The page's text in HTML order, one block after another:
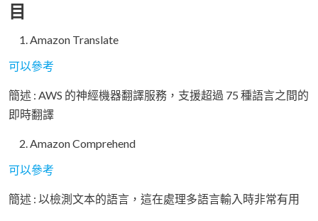
目
Amazon Translate
可以參考
簡述 : AWS 的神經機器翻譯服務，支援超過 75 種語言之間的
即時翻譯
Amazon Comprehend
可以參考
簡述 : 以檢測文本的語言，這在處理多語言輸入時非常有用